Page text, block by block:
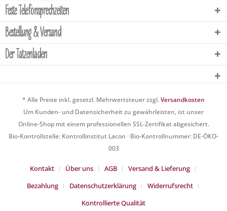
Feste Telefonsprechzeiten
Bestellung & Versand
Der Tatzenladen
* Alle Preise inkl. gesetzl. Mehrwertsteuer zzgl.Versandkosten
Um Kunden- und Datensicherheit zu gewährleisten, ist unser
Online-Shop mit einem professionellen SSL-Zertifikat abgesichert.
Bio-Kontrollstelle: Kontrollinstitut Lacon · Bio-Kontrollnummer: DE-ÖKO-
003
Kontakt Über uns AGB
Versand & Lieferung
Bezahlung
Datenschutzerklärung
Widerrufsrecht
Kontrollierte Qualität